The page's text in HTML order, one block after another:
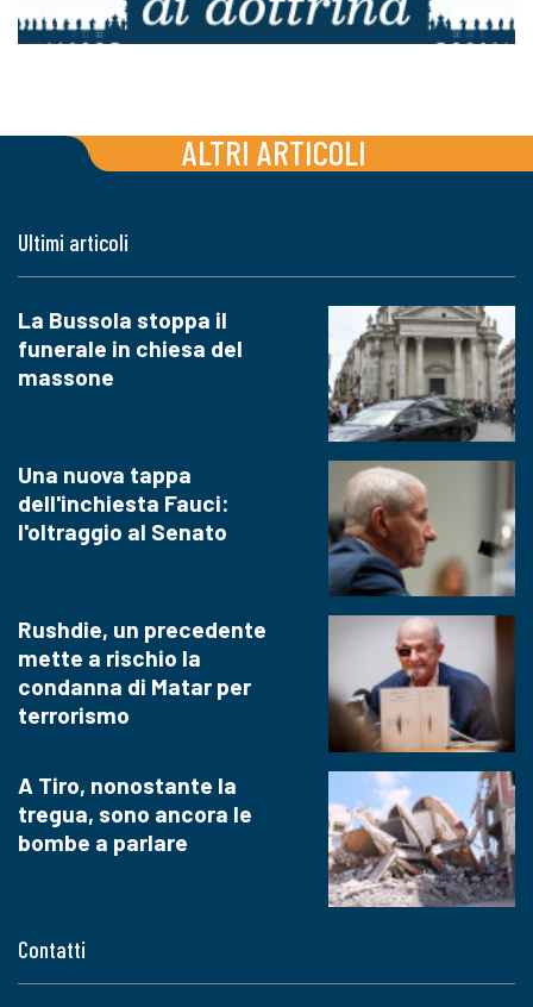
ALTRI ARTICOLI
Contatti
Ultimi articoli
La Bussola stoppa il
funerale in chiesa del
massone
Una nuova tappa
dell'inchiesta Fauci:
l'oltraggio al Senato
Rushdie, un precedente
mette a rischio la
condanna di Matar per
terrorismo
A Tiro, nonostante la
tregua, sono ancora le
bombe a parlare